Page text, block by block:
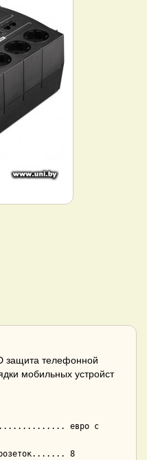
защита телефонной
мобильных устройст